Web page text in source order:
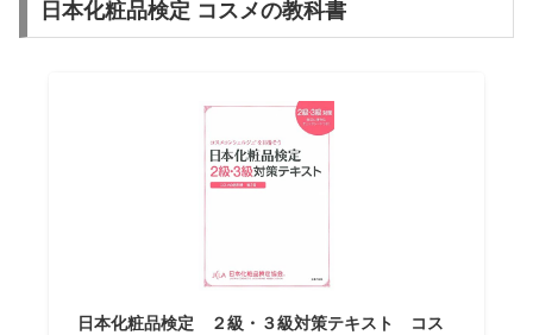
日本化粧品検定 コスメの教科書
日本化粧品検定 ２級・３級対策テキスト コス